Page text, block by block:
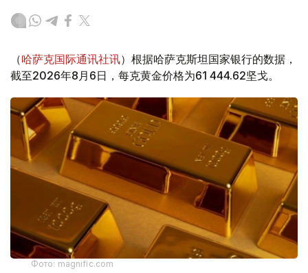
（哈萨克国际通讯社讯）根据哈萨克斯坦国家银行的数据，
截至2026年8月6日，每克黄金价格为61 444.62坚戈。
Фото: magnific.com